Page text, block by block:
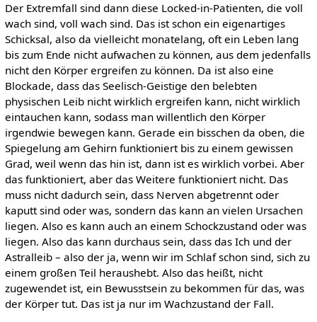
Der Extremfall sind dann diese Locked-in-Patienten, die voll
wach sind, voll wach sind. Das ist schon ein eigenartiges
Schicksal, also da vielleicht monatelang, oft ein Leben lang
bis zum Ende nicht aufwachen zu können, aus dem jedenfalls
nicht den Körper ergreifen zu können. Da ist also eine
Blockade, dass das Seelisch-Geistige den belebten
physischen Leib nicht wirklich ergreifen kann, nicht wirklich
eintauchen kann, sodass man willentlich den Körper
irgendwie bewegen kann. Gerade ein bisschen da oben, die
Spiegelung am Gehirn funktioniert bis zu einem gewissen
Grad, weil wenn das hin ist, dann ist es wirklich vorbei. Aber
das funktioniert, aber das Weitere funktioniert nicht. Das
muss nicht dadurch sein, dass Nerven abgetrennt oder
kaputt sind oder was, sondern das kann an vielen Ursachen
liegen. Also es kann auch an einem Schockzustand oder was
liegen. Also das kann durchaus sein, dass das Ich und der
Astralleib – also der ja, wenn wir im Schlaf schon sind, sich zu
einem großen Teil heraushebt. Also das heißt, nicht
zugewendet ist, ein Bewusstsein zu bekommen für das, was
der Körper tut. Das ist ja nur im Wachzustand der Fall.